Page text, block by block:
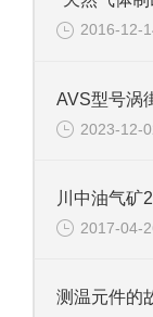
2016-12-
AVS型号涡
2023-12-
2017-04-
测温元件的